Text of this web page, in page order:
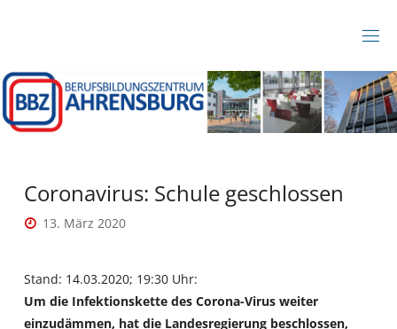
BZ
A
HR
B
R
Coronavirus: Schule geschlossen
13. März 2020
Stand: 14.03.2020; 19:30 Uhr:
Um die Infektionskette des Corona-Virus weiter
einzudämmen, hat die Landesregierung beschlossen,